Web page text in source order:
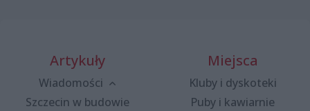
Artykuły
Wiadomości
Szczecin w budowie
Miejsca
Kluby i dyskoteki
Puby i kawiarnie